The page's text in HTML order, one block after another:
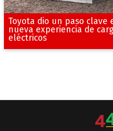
Toyota dio un paso clave
nueva experiencia de
eléctricos